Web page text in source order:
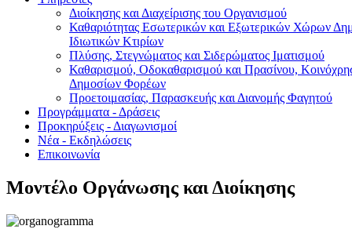
Διοίκησης και Διαχείρισης του Οργανισμού
Καθαριότητας Εσωτερικών και Εξωτερικών Χώρων
Ιδιωτικών Κτιρίων
Πλύσης, Στεγνώματος και Σιδερώματος Ιματισμού
Καθαρισμού, Οδοκαθαρισμού και Πρασίνου,
Δημοσίων Φορέων
Προετοιμασίας, Παρασκευής και Διανομής Φαγητού
Προγράμματα - Δράσεις
Προκηρύξεις - Διαγωνισμοί
Νέα - Εκδηλώσεις
Επικοινωνία
Μοντέλο Οργάνωσης και Διοίκησης